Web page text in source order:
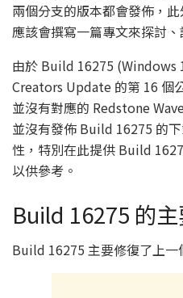
兩個分支的版本都會發佈，
應該會撰寫一篇專文來探討
由於 Build 16275 (Windows
Creators Update 的第 16 個
並沒有對應的 Redstone
並沒有發佈 Build 16275 的
性，特別在此提供 Build
以供參考。
Build 16275 的
Build 16275 主要修復了上一